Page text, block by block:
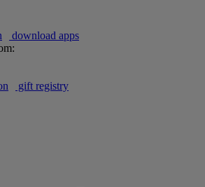
download apps
gift registry